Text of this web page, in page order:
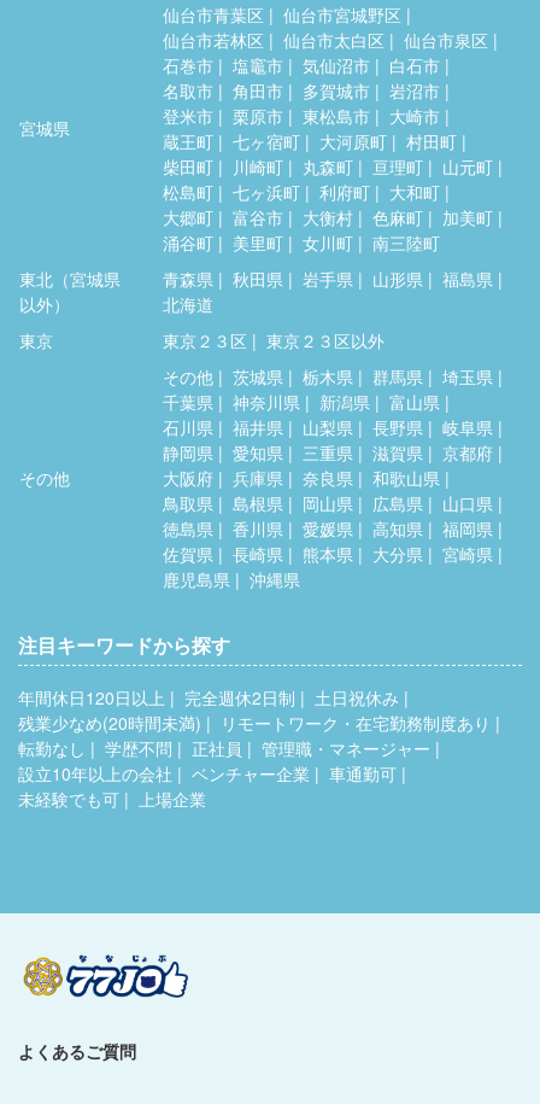
宮城県
仙台市青葉区
仙台市宮城野区
仙台市若林区
仙台市太白区
仙台市泉区
石巻市
塩竈市 気仙沼市
白石市
名取市
角田市 多賀城市
岩沼市
登米市
栗原市 東松島市
大崎市
蔵王町
七ヶ宿町 大河原町
村田町
柴田町
川崎町 丸森町 亘理町
山元町
松島町
七ヶ浜町 利府町
大和町
大郷町
富谷市 大衡村 色麻町
加美町
涌谷町
美里町 女川町
南三陸町
東北（宮城県
以外）
青森県 秋田県 岩手県 山形県
福島県
北海道
東京
東京２３区 東京２３区以外
その他
その他 茨城県 栃木県 群馬県
埼玉県
千葉県
神奈川県 新潟県
富山県
石川県
福井県 山梨県 長野県
岐阜県
静岡県
愛知県 三重県 滋賀県
京都府
大阪府
兵庫県 奈良県
和歌山県
鳥取県
島根県 岡山県 広島県
山口県
徳島県
香川県 愛媛県 高知県
福岡県
佐賀県
長崎県 熊本県 大分県
宮崎県
鹿児島県
沖縄県
注目キーワードから探す
年間休日120日以上 完全週休2日制
土日祝休み
残業少なめ(20時間未満)
リモートワーク・在宅勤務制度あり
転勤なし
学歴不問 正社員
管理職・マネージャー
設立10年以上の会社
ベンチャー企業
車通勤可
未経験でも可
上場企業
よくあるご質問